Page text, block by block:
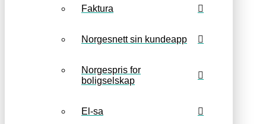
Faktura
Norgesnett sin kundeapp
Norgespris for
boligselskap
El-sa